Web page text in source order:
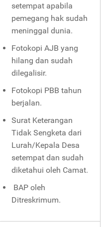
setempat apabila
pemegang hak sudah
meninggal dunia.
Fotokopi AJB yang
hilang dan sudah
dilegalisir.
Fotokopi PBB tahun
berjalan.
Surat Keterangan
Tidak Sengketa dari
Lurah/Kepala Desa
setempat dan sudah
diketahui oleh Camat.
BAP oleh
Ditreskrimum.